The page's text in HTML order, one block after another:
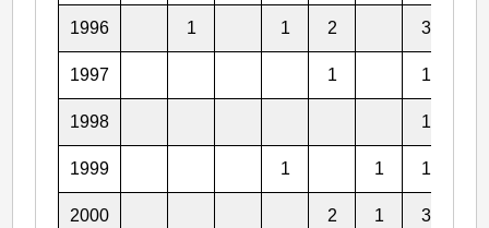
1996 1 1 2 3
1997 1 1
1998 1
1999 1 1 1
2000 2 1 3